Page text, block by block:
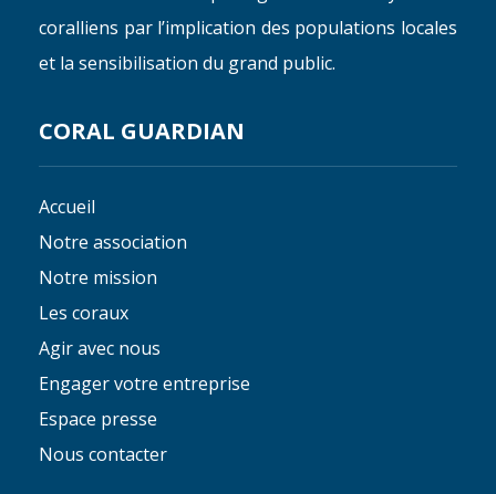
coralliens par l’implication des populations locales
et la sensibilisation du grand public.
CORAL GUARDIAN
Accueil
Notre association
Notre mission
Les coraux
Agir avec nous
Engager votre entreprise
Espace presse
Nous contacter